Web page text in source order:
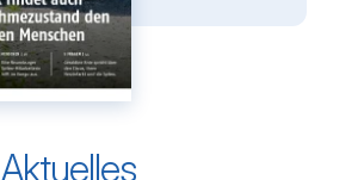
Aktuelles